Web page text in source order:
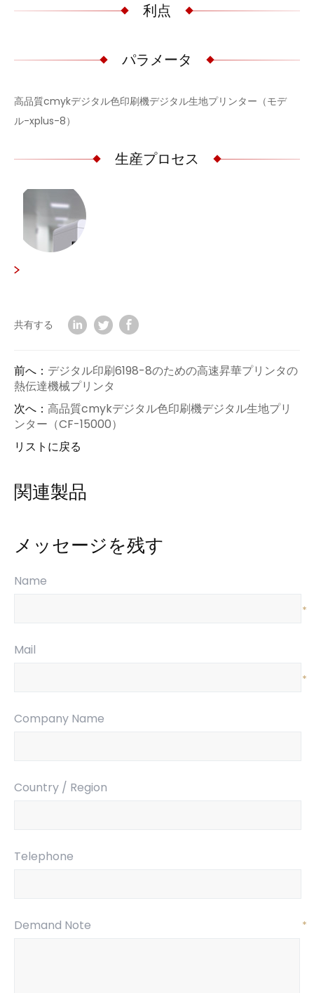
利点
パラメータ
高品質cmykデジタル色印刷機デジタル生地プリンター（モデ
ル-xplus-8）
生産プロセス
共有する
前へ： デジタル印刷6198-8のための高速昇華プリンタの
熱伝達機械プリンタ
次へ： 高品質cmykデジタル色印刷機デジタル生地プリ
ンター（CF-15000）
リストに戻る
関連製品
メッセージを残す
Name
*
Mail
*
Company Name
Country / Region
Telephone
Demand Note *